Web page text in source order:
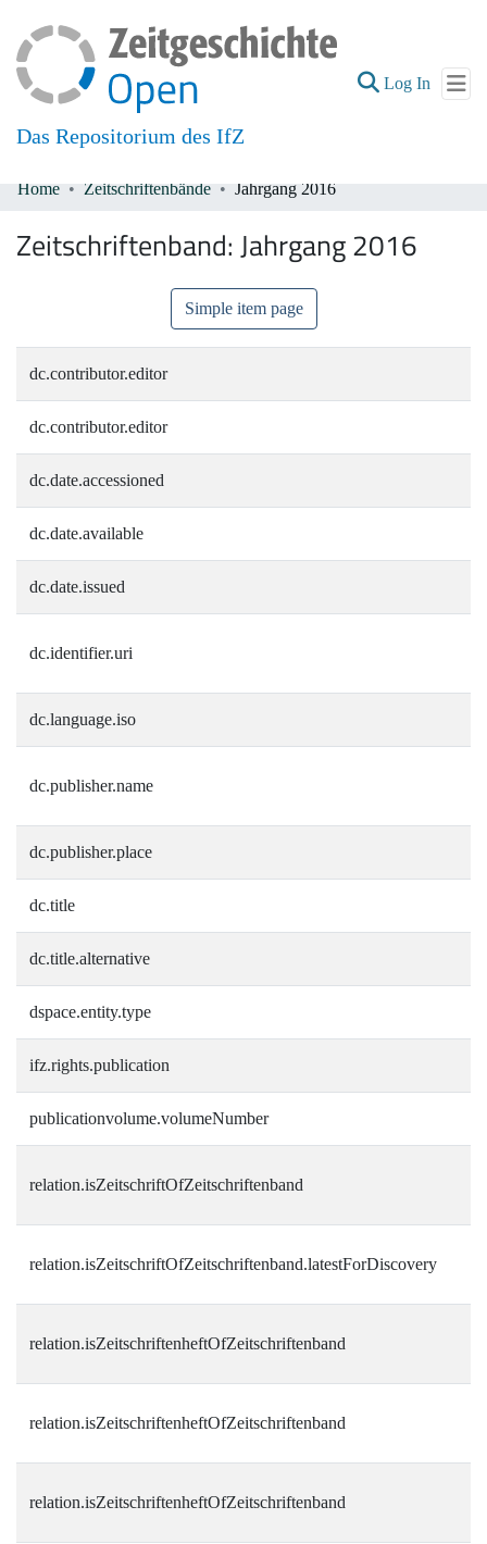
Das Repositorium des IfZ
Log In (current)
All of DSpace
Home Zeitschriftenbände Jahrgang 2016
Zeitschriftenband: Jahrgang 2016
Simple item page
dc.contributor.editor
dc.contributor.editor
dc.date.accessioned
dc.date.available
dc.date.issued
dc.identifier.uri
dc.language.iso
dc.publisher.name
dc.publisher.place
dc.title
dc.title.alternative
dspace.entity.type
ifz.rights.publication
publicationvolume.volumeNumber
relation.isZeitschriftOfZeitschriftenband
relation.isZeitschriftOfZeitschriftenband.latestForDiscovery
relation.isZeitschriftenheftOfZeitschriftenband
relation.isZeitschriftenheftOfZeitschriftenband
relation.isZeitschriftenheftOfZeitschriftenband